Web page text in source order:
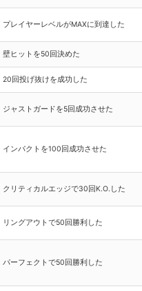
プレイヤーレベルがMAXに到達した
壁ヒットを50回決めた
20回投げ抜けを成功した
ジャストガードを5回成功させた
インパクトを100回成功させた
クリティカルエッジで30回K.O.した
リングアウトで50回勝利した
パーフェクトで50回勝利した